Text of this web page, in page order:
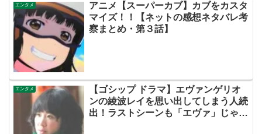
エンタメ
アニメ【スーパーカブ】カブをカスタ
マイズ！！【ネットの感想ネタバレ考
察まとめ・第３話】
エンタメ
【ゴシップ ドラマ】エヴァンゲリオ
ンの綾波レイを思い出してしまう人続
出！ラストシーンも「エヴァ」じゃ